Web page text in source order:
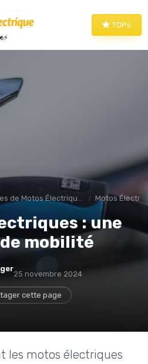
TOPs
de Motos Électriques Motos
: une
mobilité
25 novembre 2024
cette page
les motos électriques